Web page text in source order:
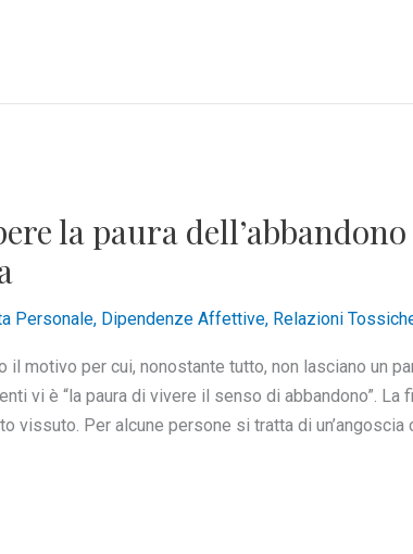
la paura
Personale, Dipendenze Affettive, Relazioni
il motivo per cui, nonostante tutto, non lasciano un
vi è “la paura di vivere il senso di abbandono”. La
vissuto. Per alcune persone si tratta di